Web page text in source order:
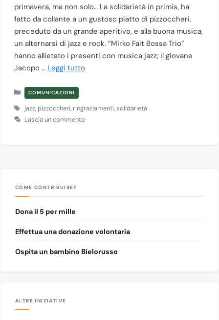
primavera, ma non solo… La solidarietà in primis, ha
fatto da collante a un gustoso piatto di pizzoccheri,
preceduto da un grande aperitivo, e alla buona musica,
un alternarsi di jazz e rock. “Mirko Fait Bossa Trio”
hanno allietato i presenti con musica jazz; il giovane
Jacopo … Leggi tutto
Categorie
COMUNICAZIONI
Tag
jazz, pizzoccheri, ringraziamenti,solidarietà
Lascia un commento
COME CONTRIBUIRE?
Dona il 5 per mille
Effettua una donazione volontaria
Ospita un bambino Bielorusso
ALTRE INIZIATIVE